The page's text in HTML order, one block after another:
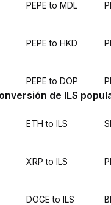
PEPE to MDL
PEPE to HKD
PEPE to DOP
de ILS
ETH to ILS
XRP to ILS
DOGE to ILS